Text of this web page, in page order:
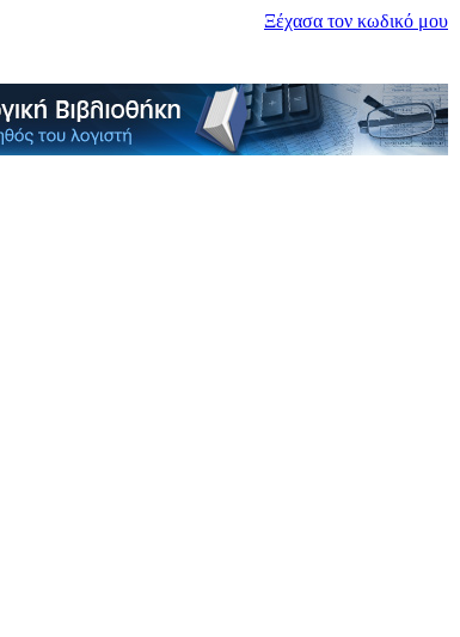
Ξέχασα τον κωδικό μου